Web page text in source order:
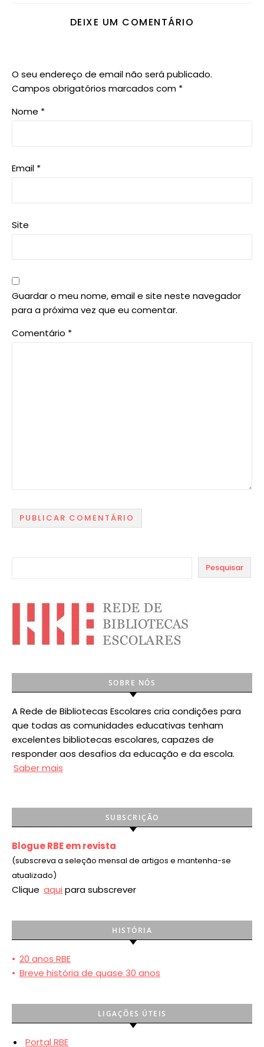
DEIXE UM COMENTÁRIO
O seu endereço de email não será publicado.
Campos obrigatórios marcados com *
Nome *
Email *
Site
Guardar o meu nome, email e site neste navegador
para a próxima vez que eu comentar.
Comentário *
Pesquisar
SOBRE NÓS
A Rede de Bibliotecas Escolares cria condições para
que todas as comunidades educativas tenham
excelentes bibliotecas escolares, capazes de
responder aos desafios da educação e da escola.
Saber mais
SUBSCRIÇÃO
Blogue RBE em revista
(subscreva a seleção mensal de artigos e mantenha-se
atualizado)
Clique aqui para subscrever
HISTÓRIA
• 20 anos RBE
• Breve história de quase 30 anos
LIGAÇÕES ÚTEIS
Portal RBE